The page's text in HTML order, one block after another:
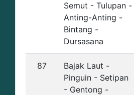
Semut - Tulupan -
Anting-Anting -
Bintang -
Dursasana
87
Bajak Laut -
Pinguin - Setipan
- Gentong -